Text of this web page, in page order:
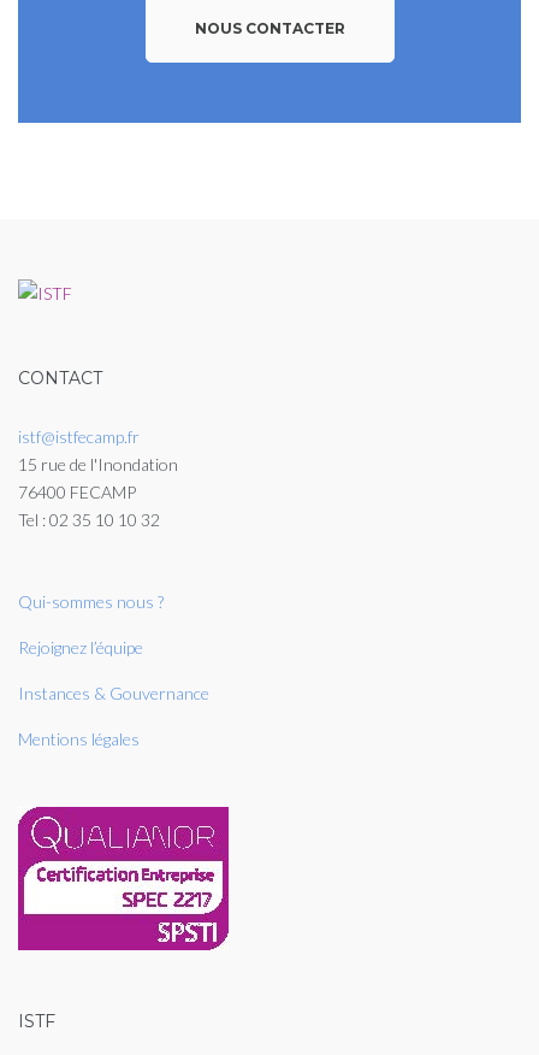
NOUS CONTACTER
CONTACT
istf@istfecamp.fr
15 rue de l'Inondation
76400 FECAMP
Tel : 02 35 10 10 32
Qui-sommes nous ?
Rejoignez l’équipe
Instances & Gouvernance
Mentions légales
ISTF